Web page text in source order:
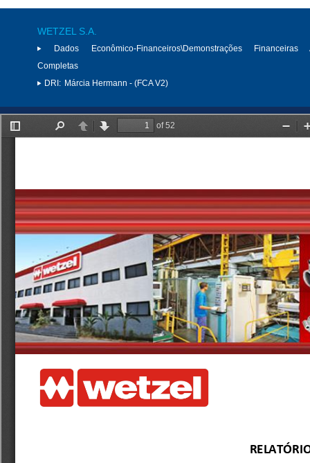
WETZEL S.A.
Dados Econômico-Financeiros\Demonstrações Financeiras
Completas
DRI: Márcia Hermann - (FCA V2)